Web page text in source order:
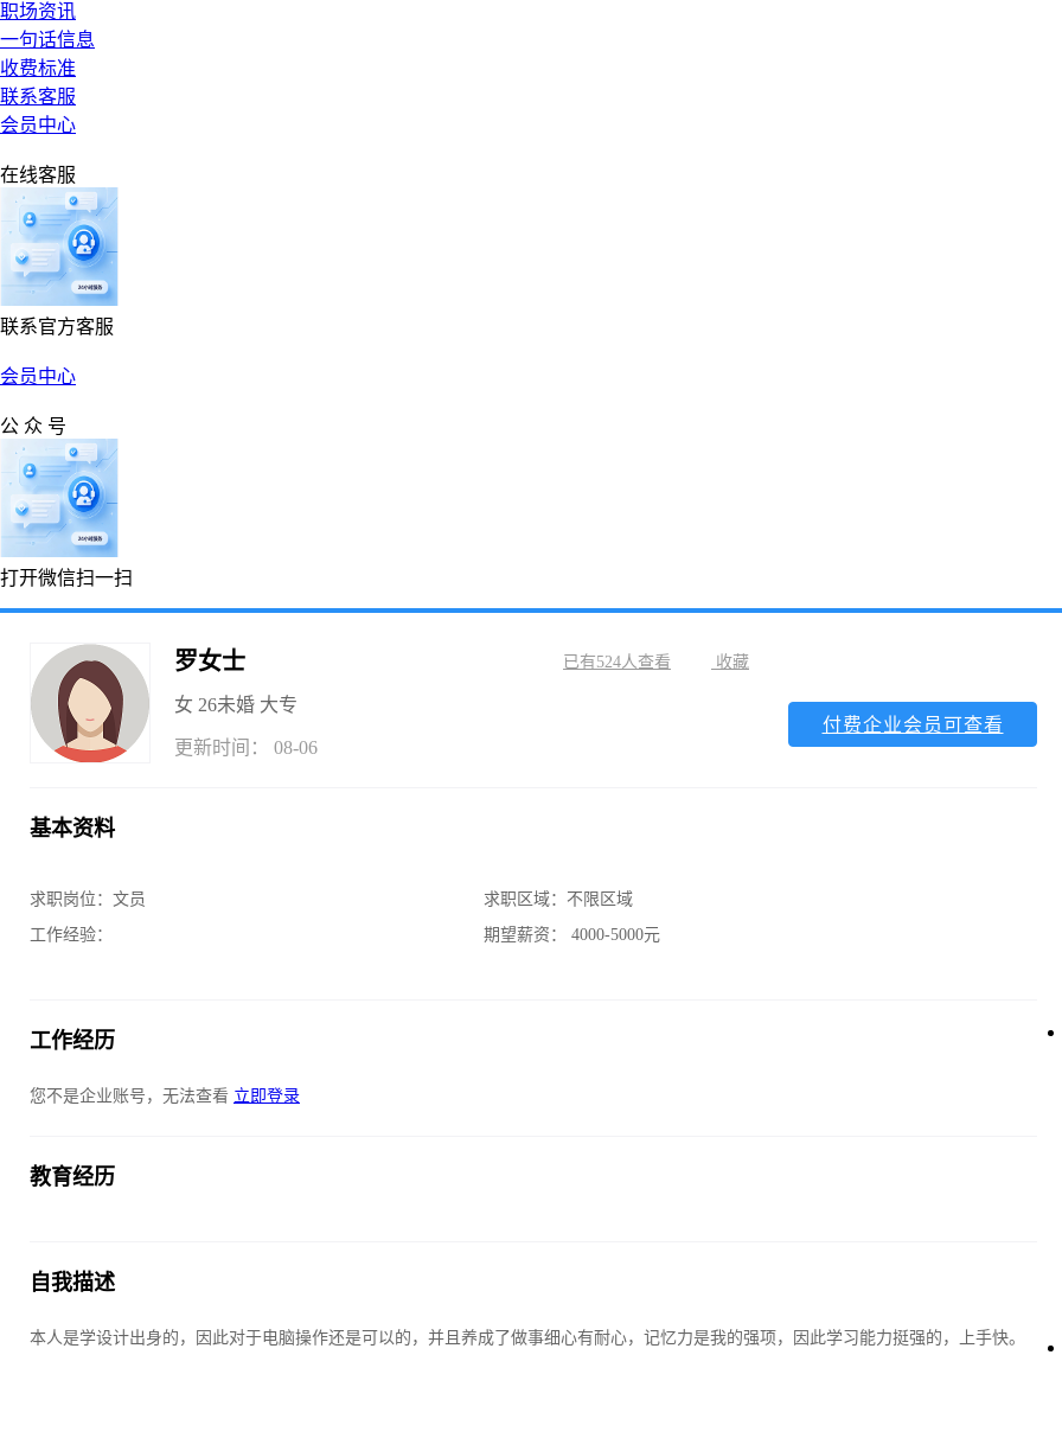
职场资讯
一句话信息
收费标准
联系客服
会员中心
在线客服
联系官方客服
会员中心
公 众 号
打开微信扫一扫
罗女士
女 26未婚 大专
更新时间： 08-06
已有524人查看 收藏
付费企业会员可查看
基本资料
求职岗位： 文员
工作经验：
求职区域： 不限区域
期望薪资：
4000-5000元
工作经历
您不是企业账号，无法查看 立即登录
教育经历
自我描述
本人是学设计出身的，因此对于电脑操作还是可以的，并且养成了做事细心有耐心，记忆力是我的强项，因此学习能力挺强的，上手快。